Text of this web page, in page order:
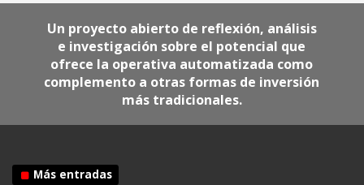
Un proyecto abierto de reflexión, análisis
e investigación sobre el potencial que
ofrece la operativa automatizada como
complemento a otras formas de inversión
más tradicionales.
Más entradas